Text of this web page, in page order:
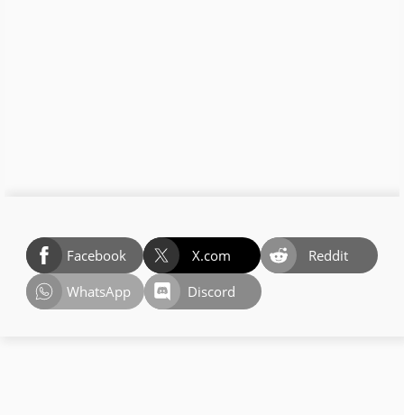
Facebook X.com
Reddit
WhatsApp
Discord